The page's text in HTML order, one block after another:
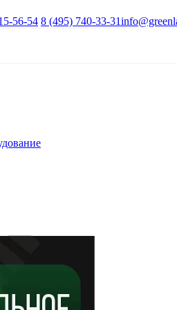
56-54 8 (495) 740-33-31